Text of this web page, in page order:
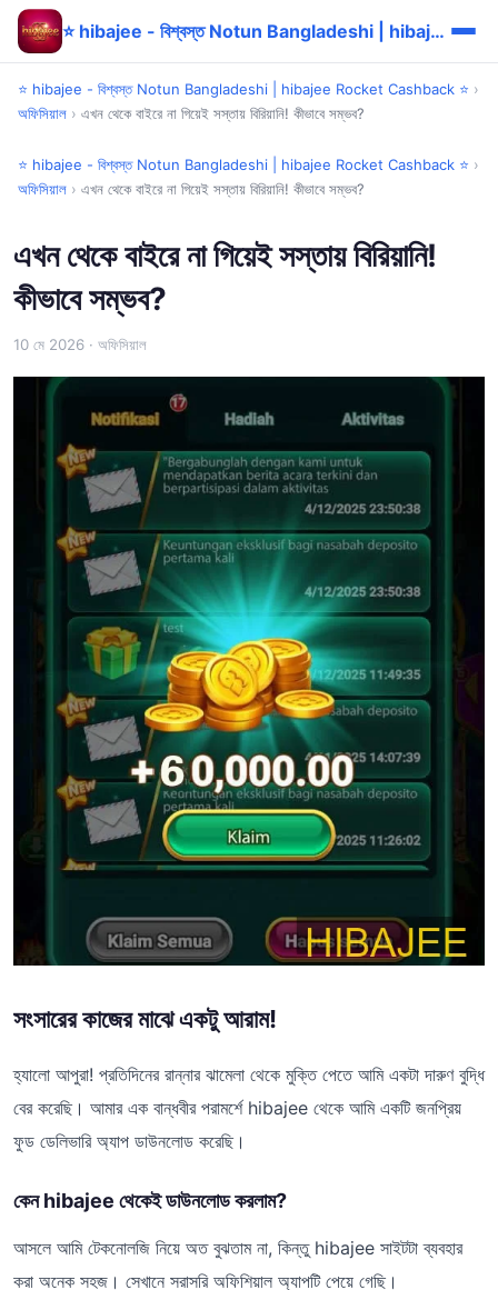
⭐ hibajee - বিশ্বস্ত Notun Bangladeshi | hibajee Rocket Cashback ⭐
⭐ hibajee - বিশ্বস্ত Notun Bangladeshi | hibajee Rocket Cashback ⭐ ›
অফিসিয়াল › এখন থেকে বাইরে না গিয়েই সস্তায় বিরিয়ানি! কীভাবে সম্ভব?
⭐ hibajee - বিশ্বস্ত Notun Bangladeshi | hibajee Rocket Cashback ⭐ ›
অফিসিয়াল › এখন থেকে বাইরে না গিয়েই সস্তায় বিরিয়ানি! কীভাবে সম্ভব?
এখন থেকে বাইরে না গিয়েই সস্তায় বিরিয়ানি!
কীভাবে সম্ভব?
10 মে 2026 · অফিসিয়াল
সংসারের কাজের মাঝে একটু আরাম!
হ্যালো আপুরা! প্রতিদিনের রান্নার ঝামেলা থেকে মুক্তি পেতে আমি একটা দারুণ বুদ্ধি
বের করেছি। আমার এক বান্ধবীর পরামর্শে hibajee থেকে আমি একটি জনপ্রিয়
ফুড ডেলিভারি অ্যাপ ডাউনলোড করেছি।
কেন hibajee থেকেই ডাউনলোড করলাম?
আসলে আমি টেকনোলজি নিয়ে অত বুঝতাম না, কিন্তু hibajee সাইটটা ব্যবহার
করা অনেক সহজ। সেখানে সরাসরি অফিশিয়াল অ্যাপটি পেয়ে গেছি।